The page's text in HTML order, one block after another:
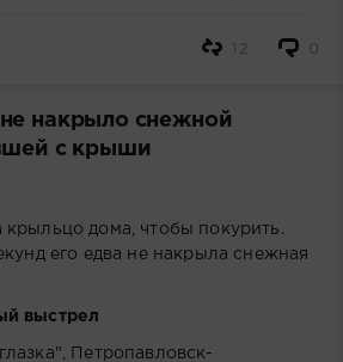
0
12
накрыло снежной
с крыши
дома, чтобы покурить.
его едва не накрыла снежная
выстрел
Петропавловск-